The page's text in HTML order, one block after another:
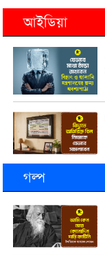
আইডিয়া
গল্প